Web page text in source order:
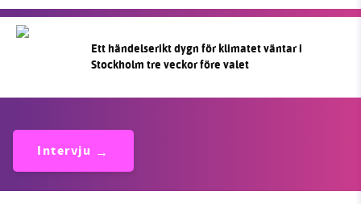
Ett händelserikt dygn för klimatet väntar i
Stockholm tre veckor före valet
Intervju